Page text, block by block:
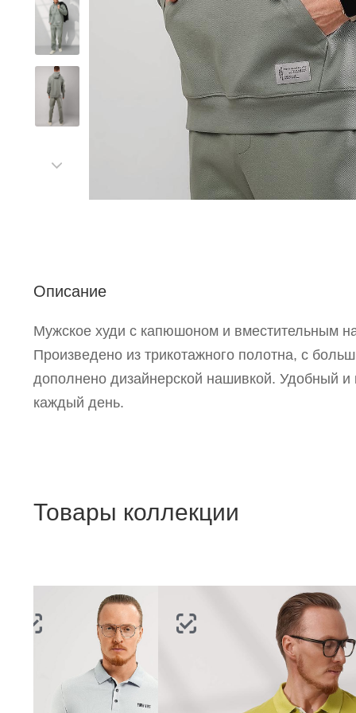
Описание
Мужское худи с капюшоном и вместительным
Произведено из трикотажного полотна, с
дополнено дизайнерской нашивкой. Удобный и
каждый день.
Товары коллекции